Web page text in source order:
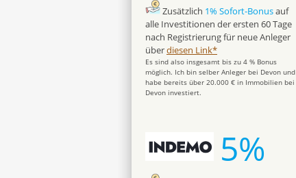
Zusätzlich 1% Sofort-Bonusauf
alle Investitionen der ersten 60 Tage
nach Registrierung für neue Anleger
überdiesen Link*
Es sind also insgesamt bis zu 4 % Bonus
möglich. Ich bin selber Anleger bei Devon und
habe bereits über 20.000 € in Immobilien bei
Devon investiert.
5%